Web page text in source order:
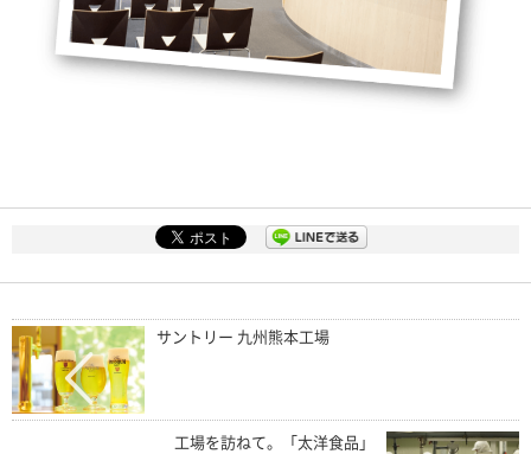
サントリー 九州熊本工場
工場を訪ねて。「太洋食品」